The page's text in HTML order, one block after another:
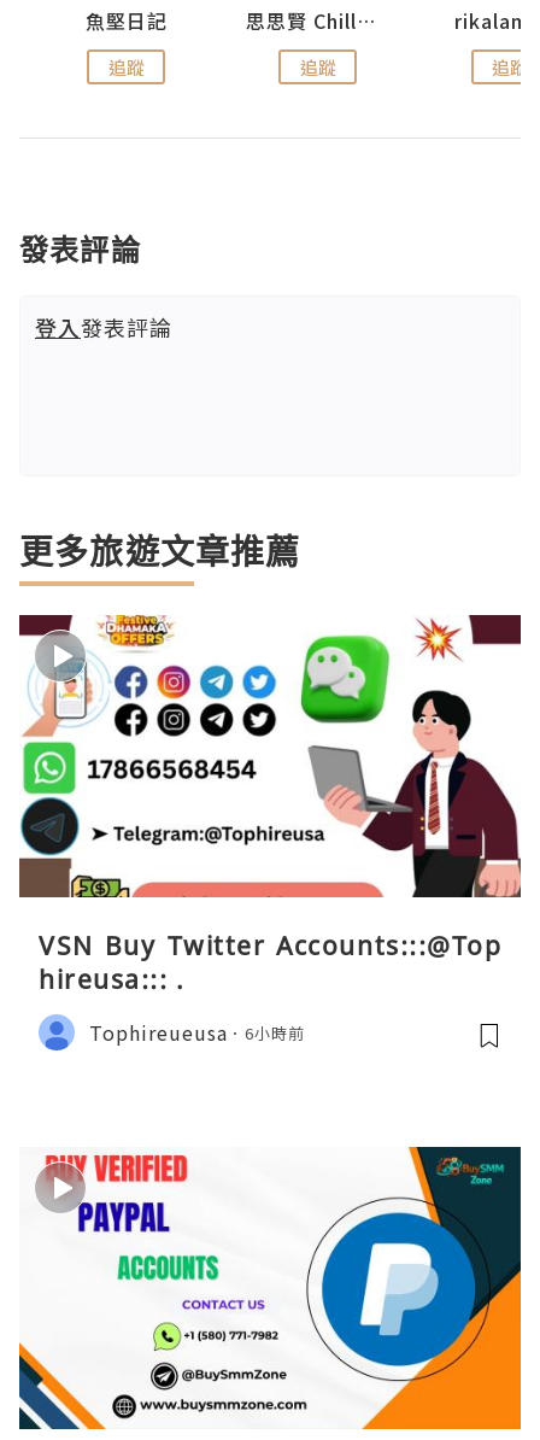
魚堅日記
追蹤
思思賢 ChillMyBabe
追蹤 追蹤
發表評論
登入發表評論
更多旅遊文章推薦
VSN Buy Twitter Accounts:::@Top
hireusa::: .
Tophireueusa 6小時前